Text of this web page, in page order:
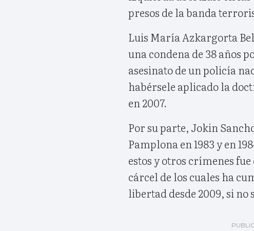
presos de la banda
Luis María Azkargorta
una condena de 38 años
asesinato de un policía
habérsele aplicado la
en 2007.
Por su parte, Jokin
Pamplona en 1983 y en
estos y otros crímenes fue
cárcel de los cuales ha
libertad desde 2009, si